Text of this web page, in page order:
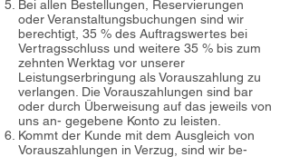
Bei allen Bestellungen, Reservierungen
oder Veranstaltungsbuchungen sind wir
berechtigt, 35 % des Auftragswertes bei
Vertragsschluss und weitere 35 % bis zum
zehnten Werktag vor unserer
Leistungserbringung als Vorauszahlung zu
verlangen. Die Vorauszahlungen sind bar
oder durch Überweisung auf das jeweils von
uns an- gegebene Konto zu leisten.
Kommt der Kunde mit dem Ausgleich von
Vorauszahlungen in Verzug, sind wir be-